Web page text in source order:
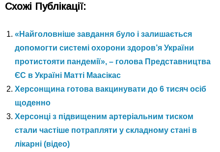
Схожі Публікації:
«Найголовніше завдання було і залишається
допомогти системі охорони здоров’я України
протистояти пандемії», – голова Представництва
ЄС в Україні Матті Маасікас
Херсонщина готова вакцинувати до 6 тисяч осіб
щоденно
Херсонці з підвищеним артеріальним тиском
стали частіше потрапляти у складному стані в
лікарні (відео)